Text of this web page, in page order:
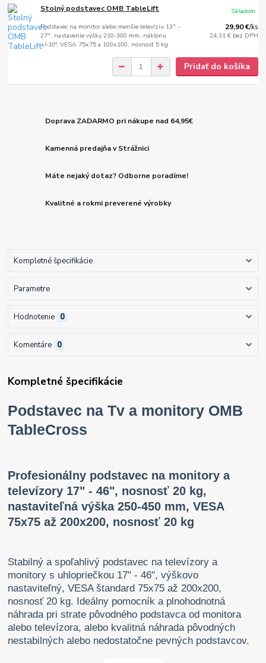
Stolný podstavec OMB TableLift
Podstavec na monitor alebo menšie televíziu 13" -
27", nastavenie výšky 210-300 mm, náklonu
+/-10°, VESA 75x75 a 100x100, nosnosť 5 kg
29,90 €/ks
24,31 € bez DPH
Skladom
Pridať do košíka
Doprava ZADARMO pri nákupe nad 64,95€
Kamenná predajňa v Strážnici
Máte nejaký dotaz? Odborne poradíme!
Kvalitné a rokmi preverené výrobky
Kompletné špecifikácie
Parametre
Hodnotenie 0
Komentáre 0
Kompletné špecifikácie
Podstavec na Tv a monitory OMB
TableCross
Profesionálny podstavec na monitory a
televízory 17" - 46", nosnosť 20 kg,
nastaviteľná výška 250-450 mm, VESA
75x75 až 200x200, nosnosť 20 kg
Stabilný a spoľahlivý podstavec na televízory a
monitory s uhlopriečkou 17" - 46", výškovo
nastaviteľný, VESA štandard 75x75 až 200x200,
nosnosť 20 kg. Ideálny pomocník a plnohodnotná
náhrada pri strate pôvodného podstavca od monitora
alebo televízora, alebo kvalitná náhrada pôvodných
nestabilných alebo nedostatočne pevných podstavcov.